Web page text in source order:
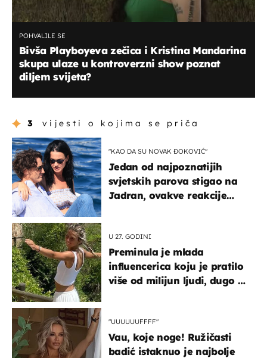
POHVALILE SE
Bivša Playboyeva zečica i Kristina Mandarina
skupa ulaze u kontroverzni show poznat
diljem svijeta?
3 vijesti o kojima se priča
"KAO DA SU NOVAK ĐOKOVIĆ"
Jedan od najpoznatijih
svjetskih parova stigao na
Jadran, ovakve reakcije
U 27. GODINI
Preminula je mlada
influencerica koju je pratilo
više od milijun ljudi, dugo se
"UUUUUUFFFF"
Vau, koje noge! Ružičasti
badić istaknuo je najbolje